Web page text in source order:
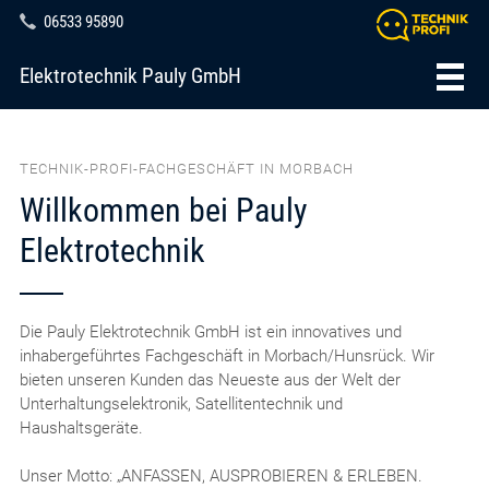
06533 95890
Elektrotechnik Pauly GmbH
TECHNIK-PROFI-FACHGESCHÄFT IN MORBACH
Willkommen bei Pauly
Elektrotechnik
Die Pauly Elektrotechnik GmbH ist ein innovatives und
inhabergeführtes Fachgeschäft in Morbach/Hunsrück. Wir
bieten unseren Kunden das Neueste aus der Welt der
Unterhaltungselektronik, Satellitentechnik und
Haushaltsgeräte.
Unser Motto: „ANFASSEN, AUSPROBIEREN & ERLEBEN.